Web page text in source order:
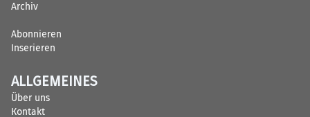
Archiv
Abonnieren
Inserieren
ALLGEMEINES
Über uns
Kontakt